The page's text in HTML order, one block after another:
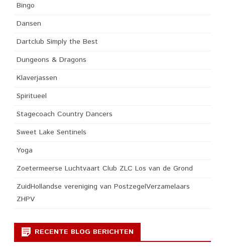
Bingo
Dansen
Dartclub Simply the Best
Dungeons & Dragons
Klaverjassen
Spiritueel
Stagecoach Country Dancers
Sweet Lake Sentinels
Yoga
Zoetermeerse Luchtvaart Club ZLC Los van de Grond
ZuidHollandse vereniging van PostzegelVerzamelaars
ZHPV
RECENTE BLOG BERICHTEN